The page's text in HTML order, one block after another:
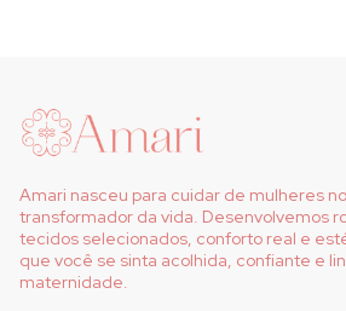
Amari nasceu para cuidar de mulheres
transformador da vida. Desenvolvemos
tecidos selecionados, conforto real e
que você se sinta acolhida, confiante e
maternidade.